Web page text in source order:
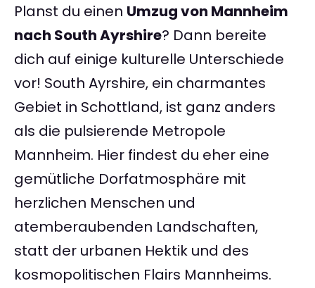
Planst du einen Umzug von Mannheim
nach South Ayrshire? Dann bereite
dich auf einige kulturelle Unterschiede
vor! South Ayrshire, ein charmantes
Gebiet in Schottland, ist ganz anders
als die pulsierende Metropole
Mannheim. Hier findest du eher eine
gemütliche Dorfatmosphäre mit
herzlichen Menschen und
atemberaubenden Landschaften,
statt der urbanen Hektik und des
kosmopolitischen Flairs Mannheims.